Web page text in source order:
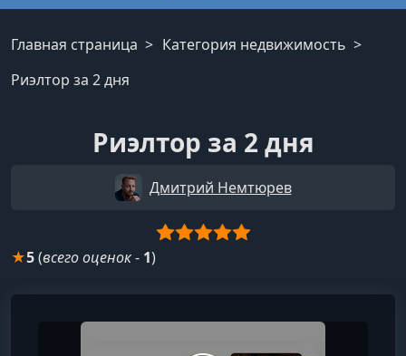
Главная страница
Категория недвижимость
Риэлтор за 2 дня
Риэлтор за 2 дня
Дмитрий Немтюрев
★5(всего оценок- 1)